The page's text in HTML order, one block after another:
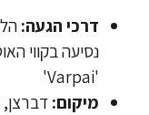
דרכי הגעה:
נסיעה בקווי
מיקום:דברצן,